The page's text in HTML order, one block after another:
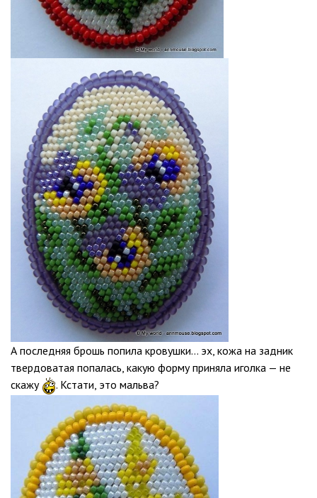
А последняя брошь попила кровушки… эх, кожа на задник
твердоватая попалась, какую форму приняла иголка — не
скажу
. Кстати, это мальва?